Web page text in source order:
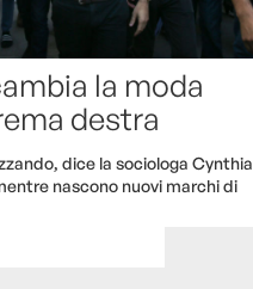
la moda
destra
dice la sociologa Cynthia
nascono nuovi marchi di